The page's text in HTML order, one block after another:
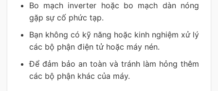
Bo mạch inverter hoặc bo mạch dàn nóng
gặp sự cố phức tạp.
Bạn không có kỹ năng hoặc kinh nghiệm xử lý
các bộ phận điện tử hoặc máy nén.
Để đảm bảo an toàn và tránh làm hỏng thêm
các bộ phận khác của máy.